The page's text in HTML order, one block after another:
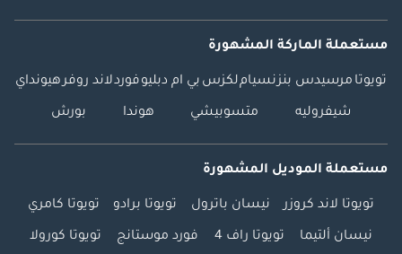
مستعملة الماركة المشهورة
تويوتا مرسيدس بنزنسياملكزس بي ام دبليوفوردلاند روفرهيونداي
شيفروليه متسوبيشي هوندا بورش
مستعملة الموديل المشهورة
تويوتا لاند كروزر نيسان باترول تويوتا برادو تويوتا كامري
نيسان ألتيما تويوتا راف 4 فورد موستانج تويوتا كورولا